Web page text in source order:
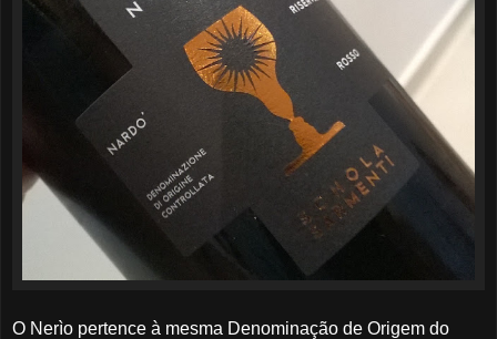
O Nerìo pertence à mesma Denominação de Origem do